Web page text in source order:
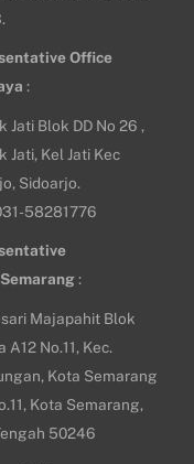
Office
:
Jati Blok DD No 26 ,
Jati, Kel Jati Kec
Sidoarjo.
58281776
Semarang:
Majapahit Blok
A12 No.11, Kec.
Kota Semarang
Kota Semarang,
50246